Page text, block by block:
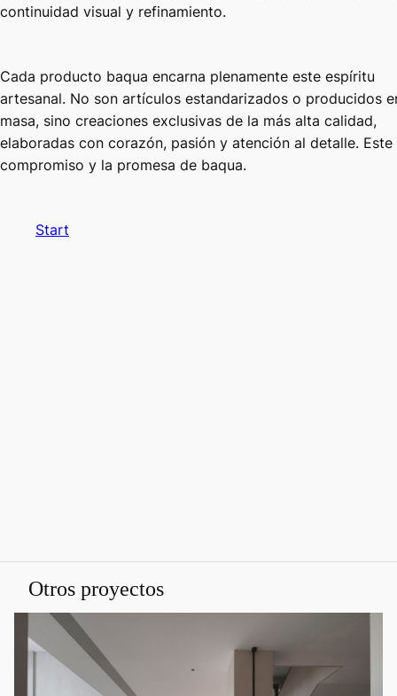
continuidad visual y refinamiento.
Cada producto baqua encarna plenamente este espíritu
artesanal. No son artículos estandarizados o producidos
masa, sino creaciones exclusivas de la más alta calidad,
elaboradas con corazón, pasión y atención al detalle. Este
compromiso y la promesa de baqua.
Start
Otros proyectos